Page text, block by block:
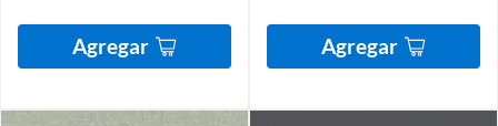
Agregar Agregar